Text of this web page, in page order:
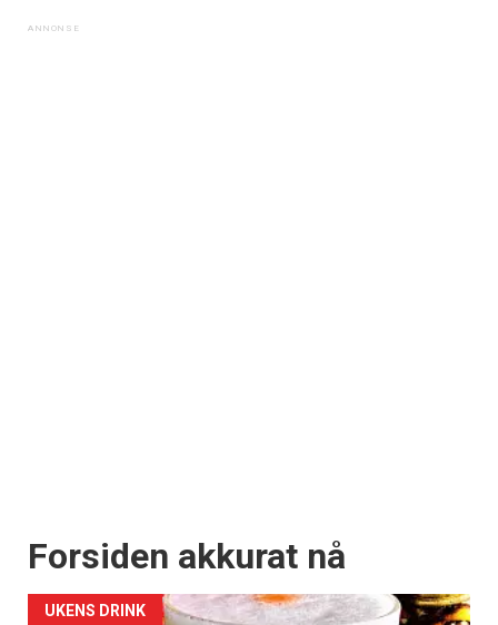
Forsiden akkurat nå
UKENS DRINK